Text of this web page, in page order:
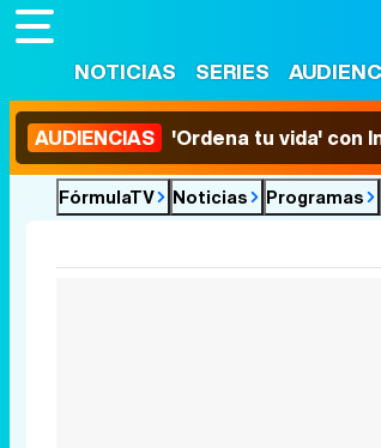
NOTICIAS SERIES
AUDIENCIAS 'Ordena tu vida' con
FórmulaTV Noticias Programas